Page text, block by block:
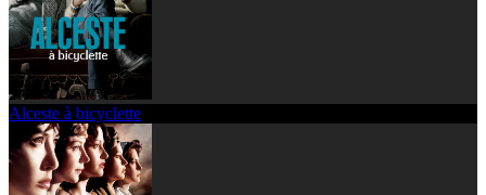
Alceste à bicyclette